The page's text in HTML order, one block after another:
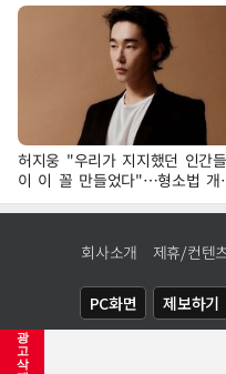
광
고
삭
허지웅 "우리가 지지했던 인간들
이 이 꼴 만들었다"…형소법 개
에 격한 반응
회사소개 제휴/컨텐
PC화면 제보하기